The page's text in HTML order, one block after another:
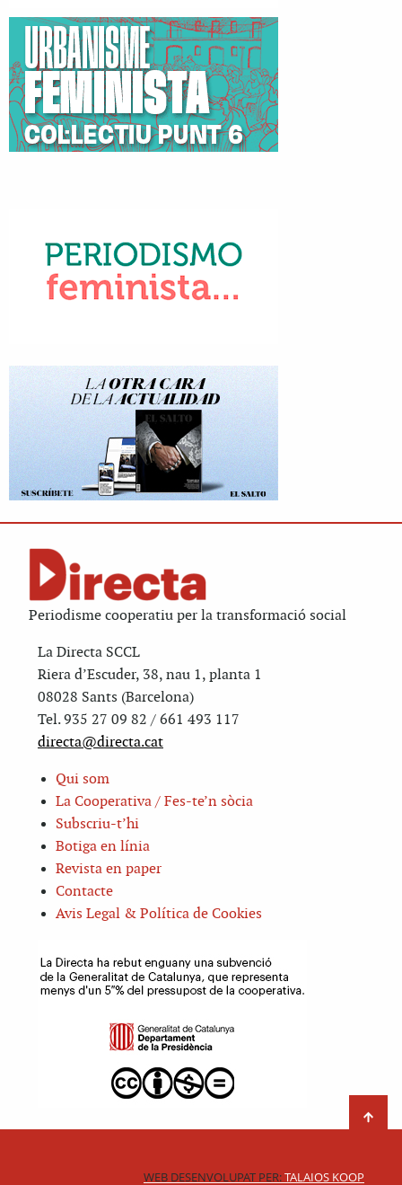
Periodisme cooperatiu per la transformació social
La Directa SCCL
Riera d’Escuder, 38, nau 1, planta 1
08028 Sants (Barcelona)
Tel. 935 27 09 82 / 661 493 117
directa@directa.cat
Qui som
La Cooperativa / Fes-te’n sòcia
Subscriu-t’hi
Botiga en línia
Revista en paper
Contacte
Avis Legal & Política de Cookies
WEB DESENVOLUPAT PER:TALAIOS KOOP